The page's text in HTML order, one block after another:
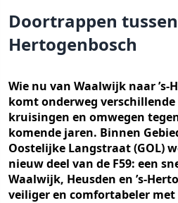
Doortrappen
Hertogenbosch
Wie nu van Waalwijk naar
komt onderweg
kruisingen en omwegen
komende jaren. Binnen
Oostelijke Langstraat (GOL)
nieuw deel van de F59: een
Waalwijk, Heusden en ’s-
veiliger en comfortabeler